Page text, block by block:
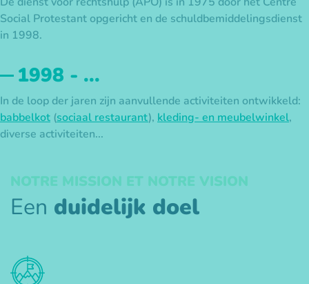
Social Protestant opgericht en de schuldbemiddelingsdienst
in 1998.
1998 - ...
In de loop der jaren zijn aanvullende activiteiten ontwikkeld:
babbelkot (sociaal restaurant), kleding- en meubelwinkel,
diverse activiteiten...
NOTRE MISSION ET NOTRE VISION
Een duidelijk doel